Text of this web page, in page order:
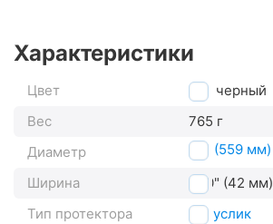
Характеристики
Цвет
черный
Вес
765 г
Диаметр
26" (559 мм)
Ширина
1.60" (42 мм)
Тип протектора
полуслик